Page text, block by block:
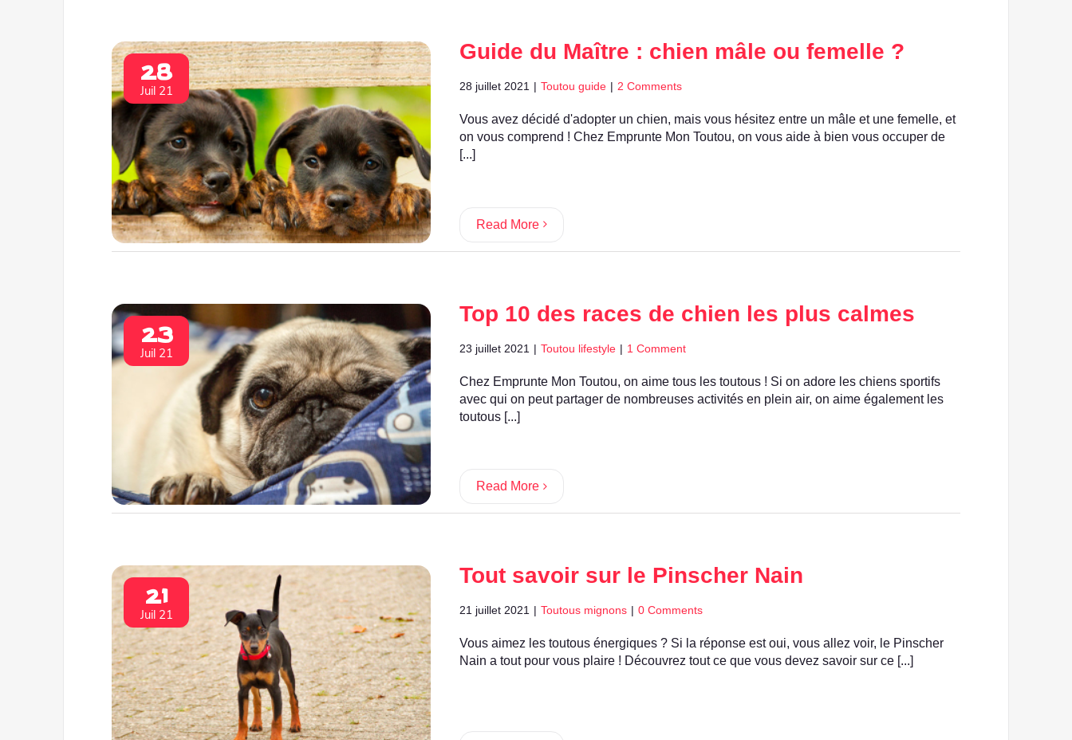
28
Juil 21
Guide du Maître : chien mâle ou femelle ?
28 juillet 2021 | Toutou guide | 2 Comments
Vous avez décidé d'adopter un chien, mais vous hésitez entre un mâle et une femelle, et
on vous comprend ! Chez Emprunte Mon Toutou, on vous aide à bien vous occuper de
[...]
Read More
23
Juil 21
Top 10 des races de chien les plus calmes
23 juillet 2021 | Toutou lifestyle | 1 Comment
Chez Emprunte Mon Toutou, on aime tous les toutous ! Si on adore les chiens sportifs
avec qui on peut partager de nombreuses activités en plein air, on aime également les
toutous [...]
Read More
21
Juil 21
Tout savoir sur le Pinscher Nain
21 juillet 2021 | Toutous mignons | 0 Comments
Vous aimez les toutous énergiques ? Si la réponse est oui, vous allez voir, le Pinscher
Nain a tout pour vous plaire ! Découvrez tout ce que vous devez savoir sur ce [...]